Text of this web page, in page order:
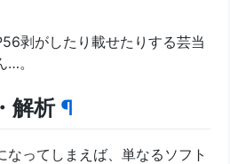
剥がしたり載せたりする芸当
…。
解析 ¶
なってしまえば、単なるソフト